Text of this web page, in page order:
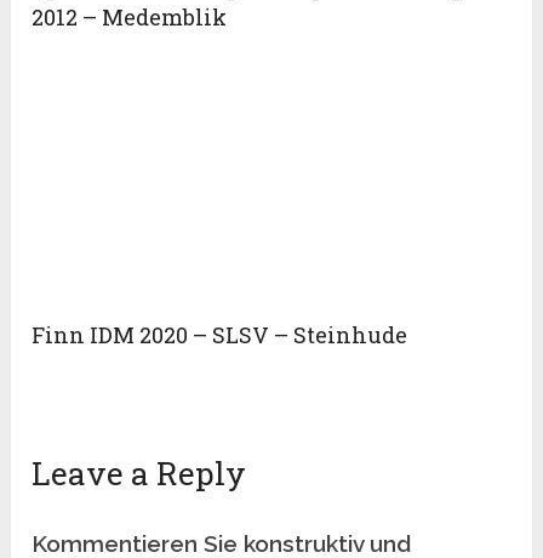
2012 – Medemblik
Finn IDM 2020 – SLSV – Steinhude
Leave a Reply
Kommentieren Sie konstruktiv und